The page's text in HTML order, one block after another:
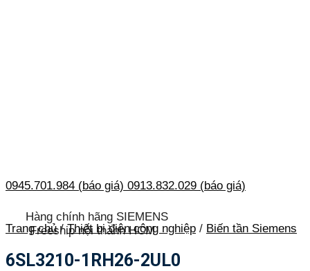
0945.701.984 (báo giá) 0913.832.029 (báo giá)
Hàng chính hãng SIEMENS
Freeship nội thành HCM
Trang chủ / Thiết bị điện công nghiệp / Biến tần Siemens
6SL3210-1RH26-2UL0